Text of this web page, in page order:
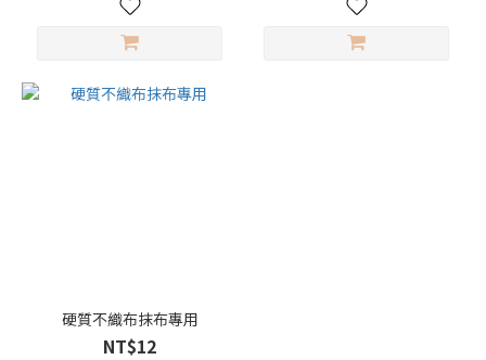
硬質不織布抹布專用
NT$12